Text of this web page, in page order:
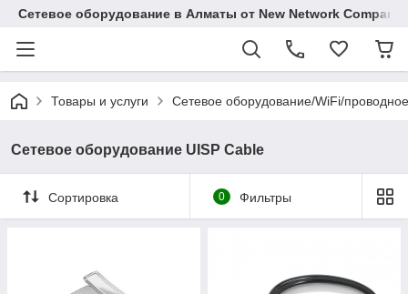
Сетевое оборудование в Алматы от New Network Company
Товары и услуги Сетевое оборудование/WiFi/проводное
Сетевое оборудование UISP Cable
Сортировка 0 Фильтры